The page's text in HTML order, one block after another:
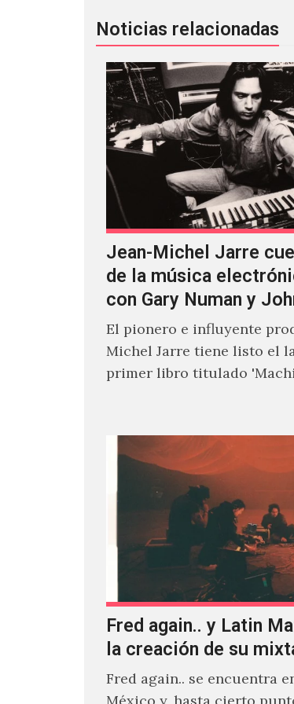
Noticias relacionadas
Jean-Michel Jarre
de la música
con Gary Numan y
El pionero e influyente
Michel Jarre tiene listo el
primer libro titulado
Fred again.. y Latin
la creación de su
Fred again.. se encuentra